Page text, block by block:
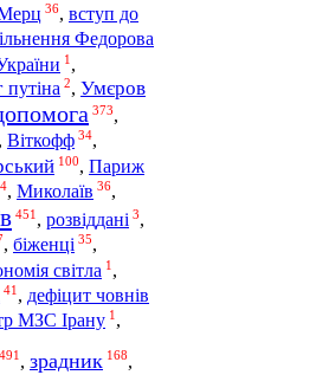
36, вступ до
Федорова
1 ,
путіна 2, Умєров
373,
, Віткофф 34,
100, Париж
, Миколаїв 36,
451 , розвіддані 3,
, біженці 35,
світла 1 ,
41 , дефіцит човнів
МЗС Ірану 1 ,
, зрадник 168,